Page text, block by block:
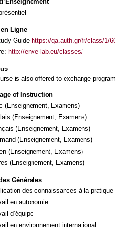
Ligne
Guide https://qa.auth.gr/fr/class/1/
http://enve-lab.eu/classes/
is also offered to exchange
of Instruction
(Enseignement, Examens)
(Enseignement, Examens)
(Enseignement, Examens)
(Enseignement, Examens)
(Enseignement, Examens)
(Enseignement, Examens)
Générales
des connaissances à la pratique
en autonomie
d’équipe
en environnement international